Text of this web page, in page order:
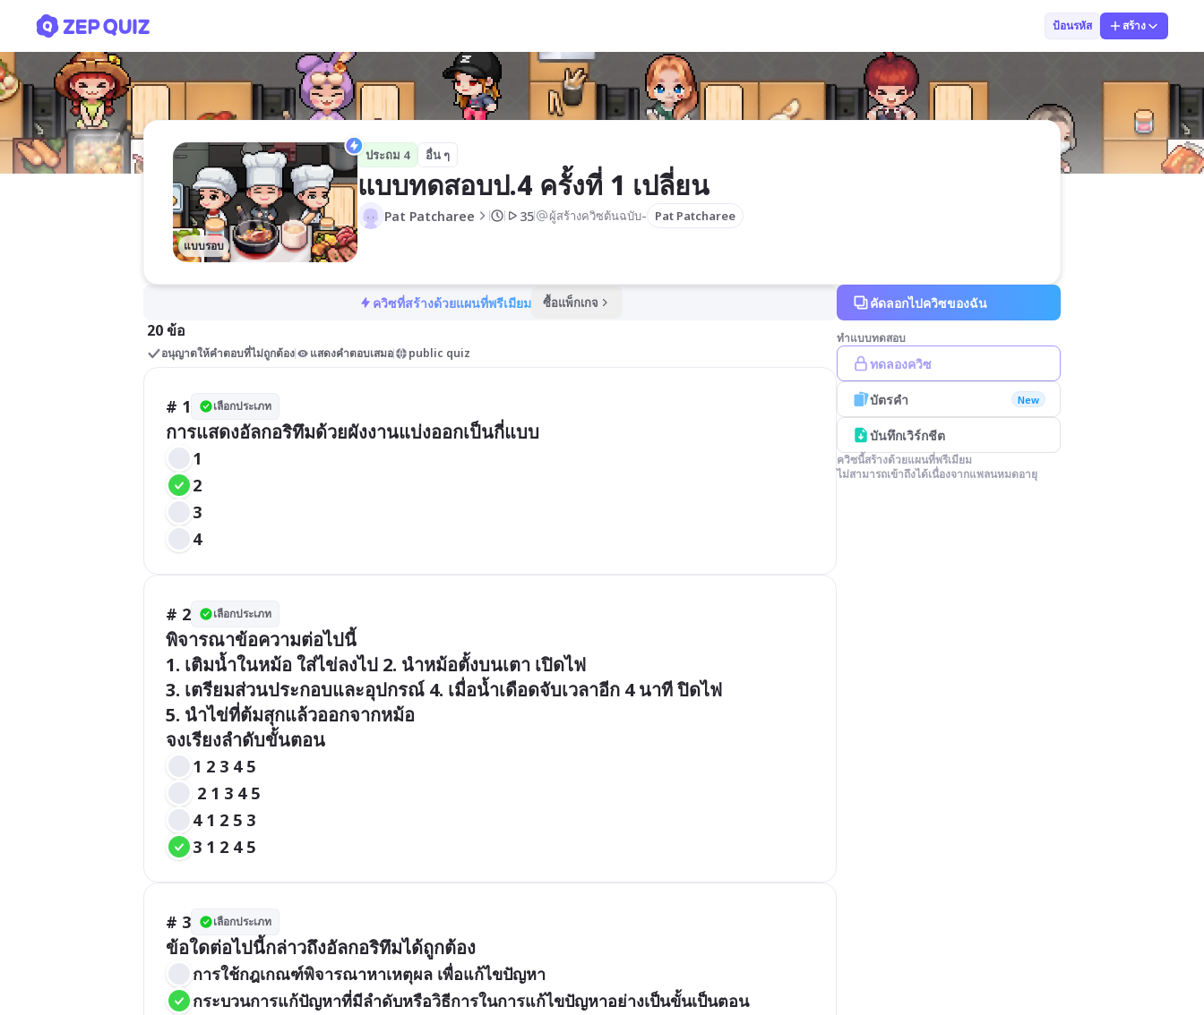
ป้อนรหัส สร้าง
แบบรอบ
ประถม 4 อื่น ๆ
แบบทดสอบป.4 ครั้งที่ 1 เปลี่ยน
Pat Patcharee 35 ผู้สร้างควิซต้นฉบับ- Pat Patcharee
ควิซที่สร้างด้วยแผนที่พรีเมียม ซื้อแพ็กเกจ
20 ข้อ
อนุญาตให้คำตอบที่ไม่ถูกต้อง แสดงคำตอบเสมอ public quiz
# 1 เลือกประเภท
การแสดงอัลกอริทึมด้วยผังงานแบ่งออกเป็นกี่แบบ
1
2
3
4
# 2 เลือกประเภท
พิจารณาข้อความต่อไปนี้
1. เติมน้ำในหม้อ ใส่ไข่ลงไป 2. นำหม้อตั้งบนเตา เปิดไฟ
3. เตรียมส่วนประกอบและอุปกรณ์ 4. เมื่อน้ำเดือดจับเวลาอีก 4 นาที ปิดไฟ
5. นำไข่ที่ต้มสุกแล้วออกจากหม้อ
จงเรียงลำดับขั้นตอน
1 2 3 4 5
2 1 3 4 5
4 1 2 5 3
3 1 2 4 5
# 3 เลือกประเภท
ข้อใดต่อไปนี้กล่าวถึงอัลกอริทึมได้ถูกต้อง
การใช้กฎเกณฑ์พิจารณาหาเหตุผล เพื่อแก้ไขปัญหา
กระบวนการแก้ปัญหาที่มีลำดับหรือวิธีการในการแก้ไขปัญหาอย่างเป็นขั้นเป็นตอน
คัดลอกไปควิซของฉัน
ทำแบบทดสอบ
ทดลองควิซ
บัตรคำ New
บันทึกเวิร์กชีต
ควิซนี้สร้างด้วยแผนที่พรีเมียม
ไม่สามารถเข้าถึงได้เนื่องจากแพลนหมดอายุ